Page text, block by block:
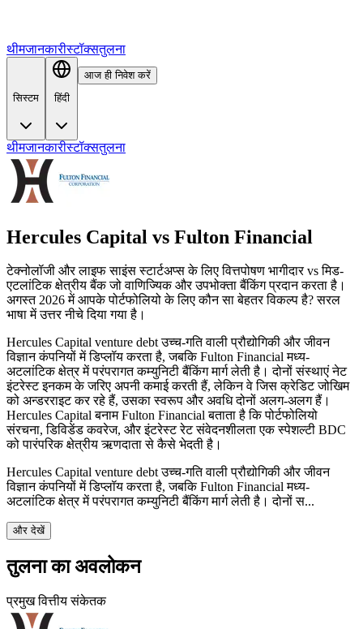
थीमजानकारीस्टॉक्सतुलना
सिस्टम हिंदी
आज ही निवेश करें
थीमजानकारीस्टॉक्सतुलना
Hercules Capital vs Fulton Financial
टेक्नोलॉजी और लाइफ साइंस स्टार्टअप्स के लिए वित्तपोषण भागीदार vs मिड-
एटलांटिक क्षेत्रीय बैंक जो वाणिज्यिक और उपभोक्ता बैंकिंग प्रदान करता है।
अगस्त 2026 में आपके पोर्टफोलियो के लिए कौन सा बेहतर विकल्प है? सरल
भाषा में उत्तर नीचे दिया गया है।
Hercules Capital venture debt उच्च-गति वाली प्रौद्योगिकी और जीवन
विज्ञान कंपनियों में डिप्लॉय करता है, जबकि Fulton Financial मध्य-
अटलांटिक क्षेत्र में परंपरागत कम्युनिटी बैंकिंग मार्ग लेती है। दोनों संस्थाएं नेट
इंटरेस्ट इनकम के जरिए अपनी कमाई करती हैं, लेकिन वे जिस क्रेडिट जोखिम
को अन्डरराइट कर रहे हैं, उसका स्वरूप और अवधि दोनों अलग-अलग हैं।
Hercules Capital बनाम Fulton Financial बताता है कि पोर्टफोलियो
संरचना, डिविडेंड कवरेज, और इंटरेस्ट रेट संवेदनशीलता एक स्पेशल्टी BDC
को पारंपरिक क्षेत्रीय ऋणदाता से कैसे भेदती है।
Hercules Capital venture debt उच्च-गति वाली प्रौद्योगिकी और जीवन
विज्ञान कंपनियों में डिप्लॉय करता है, जबकि Fulton Financial मध्य-
अटलांटिक क्षेत्र में परंपरागत कम्युनिटी बैंकिंग मार्ग लेती है। दोनों स...
और देखें
तुलना का अवलोकन
प्रमुख वित्तीय संकेतक